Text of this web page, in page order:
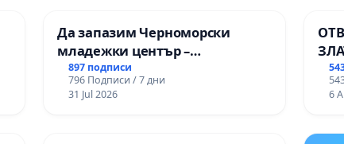
Да запазим Черноморски
младежки център –
пространство за младите на
Варна
897 подписи
796 Подписи / 7 дни
31 Jul 2026
6